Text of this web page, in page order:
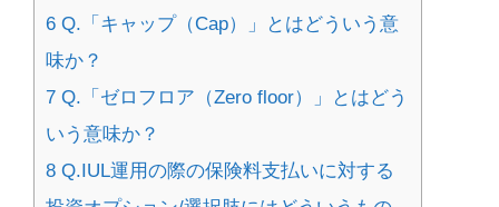
6 Q.「キャップ（Cap）」とはどういう意
味か？
7 Q.「ゼロフロア（Zero floor）」とはどう
いう意味か？
8 Q.IUL運用の際の保険料支払いに対する